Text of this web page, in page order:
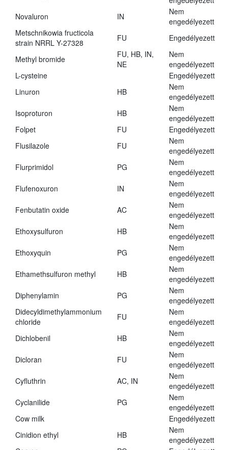
Novaluron
IN
Nem
engedélyezett
Metschnikowia fructicola
strain NRRL Y-27328
FU Engedélyezett
Methyl bromide
FU, HB, IN,
NE
Nem
engedélyezett
L-cysteine
Engedélyezett
Linuron
HB
Nem
engedélyezett
Isoproturon
HB
Nem
engedélyezett
Folpet
FU
Engedélyezett
Flusilazole
FU
Nem
engedélyezett
Flurprimidol
PG
Nem
engedélyezett
Flufenoxuron
IN
Nem
engedélyezett
Fenbutatin oxide
AC
Nem
engedélyezett
Ethoxysulfuron
HB
Nem
engedélyezett
Ethoxyquin
PG
Nem
engedélyezett
Ethamethsulfuron methyl
HB
Nem
engedélyezett
Diphenylamin
PG
Nem
engedélyezett
Didecyldimethylammonium
chloride
FU
Nem
engedélyezett
Dichlobenil
HB
Nem
engedélyezett
Dicloran
FU
Nem
engedélyezett
Cyfluthrin
AC, IN
Nem
engedélyezett
Cyclanilide
PG
Nem
engedélyezett
Cow milk
Engedélyezett
Cinidion ethyl
HB
Nem
engedélyezett